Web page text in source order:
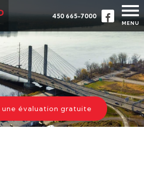
450 665-7000
MENU
évaluation gratuite